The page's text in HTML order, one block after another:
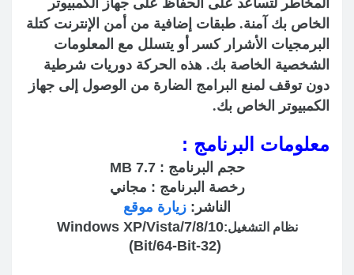
الخاص بك آمنة. طبقات إضافية من أمن الإنترنت كتلة
البرمجيات الأشرار كسر أو يتسلل مع المعلومات
الشخصية الخاصة بك. هذه الحركة دوريات شرطية
دون توقف لمنع البرامج الضارة من الوصول إلى جهاز
الكمبيوتر الخاص بك.
معلومات البرنامج :
حجم البرنامج :7.7
MB
رخصة البرنامج : مجاني
الناشر: زيارة موقع
نظام التشغيل:Windows XP/Vista/7/8/10
(32-Bit/64-Bit)